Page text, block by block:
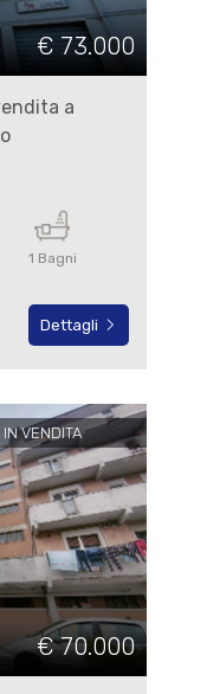
€ 73.000
a
1 Bagni
Dettagli
IN VENDITA
€ 70.000